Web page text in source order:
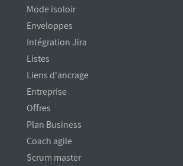
Mode isoloir
Enveloppes
Intégration Jira
Listes
Liens d'ancrage
Entreprise
Offres
Plan Business
Coach agile
Scrum master